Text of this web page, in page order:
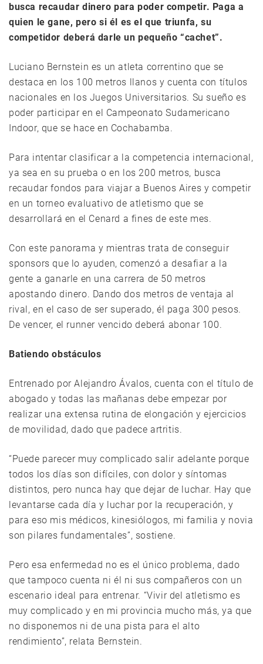
busca recaudar dinero para poder competir. Paga a
quien le gane, pero si él es el que triunfa, su
competidor deberá darle un pequeño “cachet”.
Luciano Bernstein es un atleta correntino que se
destaca en los 100 metros llanos y cuenta con títulos
nacionales en los Juegos Universitarios. Su sueño es
poder participar en el Campeonato Sudamericano
Indoor, que se hace en Cochabamba.
Para intentar clasificar a la competencia internacional,
ya sea en su prueba o en los 200 metros, busca
recaudar fondos para viajar a Buenos Aires y competir
en un torneo evaluativo de atletismo que se
desarrollará en el Cenard a fines de este mes.
Con este panorama y mientras trata de conseguir
sponsors que lo ayuden, comenzó a desafiar a la
gente a ganarle en una carrera de 50 metros
apostando dinero. Dando dos metros de ventaja al
rival, en el caso de ser superado, él paga 300 pesos.
De vencer, el runner vencido deberá abonar 100.
Batiendo obstáculos
Entrenado por Alejandro Ávalos, cuenta con el título de
abogado y todas las mañanas debe empezar por
realizar una extensa rutina de elongación y ejercicios
de movilidad, dado que padece artritis.
“Puede parecer muy complicado salir adelante porque
todos los días son difíciles, con dolor y síntomas
distintos, pero nunca hay que dejar de luchar. Hay que
levantarse cada día y luchar por la recuperación, y
para eso mis médicos, kinesiólogos, mi familia y novia
son pilares fundamentales”, sostiene.
Pero esa enfermedad no es el único problema, dado
que tampoco cuenta ni él ni sus compañeros con un
escenario ideal para entrenar. “Vivir del atletismo es
muy complicado y en mi provincia mucho más, ya que
no disponemos ni de una pista para el alto
rendimiento”, relata Bernstein.